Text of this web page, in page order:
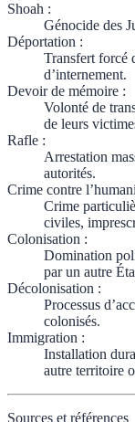
Shoah :
Génocide des
Déportation :
Transfert forcé
d’internement.
Devoir de mémoire :
Volonté de
de leurs
Rafle :
Arrestation
autorités.
Crime contre
Crime
civiles,
Colonisation :
Domination
par un autre
Décolonisation :
Processus
colonisés.
Immigration :
Installation
autre territoire
Sources et références